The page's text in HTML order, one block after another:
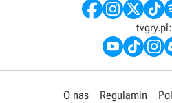
tvgry.pl:
O nas Regulamin